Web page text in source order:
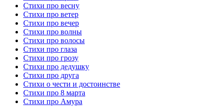
Стихи про весну
Стихи про ветер
Стихи про вечер
Стихи про волны
Стихи про волосы
Стихи про глаза
Стихи про грозу
Стихи про дедушку
Стихи про друга
Стихи о чести и достоинстве
Стихи про 8 марта
Стихи про Амура